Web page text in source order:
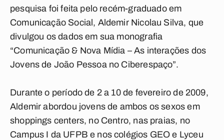
pesquisa foi feita pelo recém-graduado em
Comunicação Social, Aldemir Nicolau Silva, que
divulgou os dados em sua monografia
“Comunicação & Nova Mídia – As interações dos
Jovens de João Pessoa no Ciberespaço”.
Durante o período de 2 a 10 de fevereiro de 2009,
Aldemir abordou jovens de ambos os sexos em
shoppings centers, no Centro, nas praias, no
Campus I da UFPB e nos colégios GEO e Lyceu